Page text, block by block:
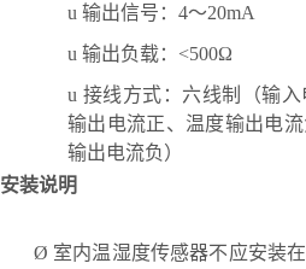
u 输出信号： 4～20mA
u 输出负载： <500Ω
u 接线方式：六线制（输
输出电流正、温度输出电
输出电流负）
安装说明
Ø 室内温湿度传感器不应安装